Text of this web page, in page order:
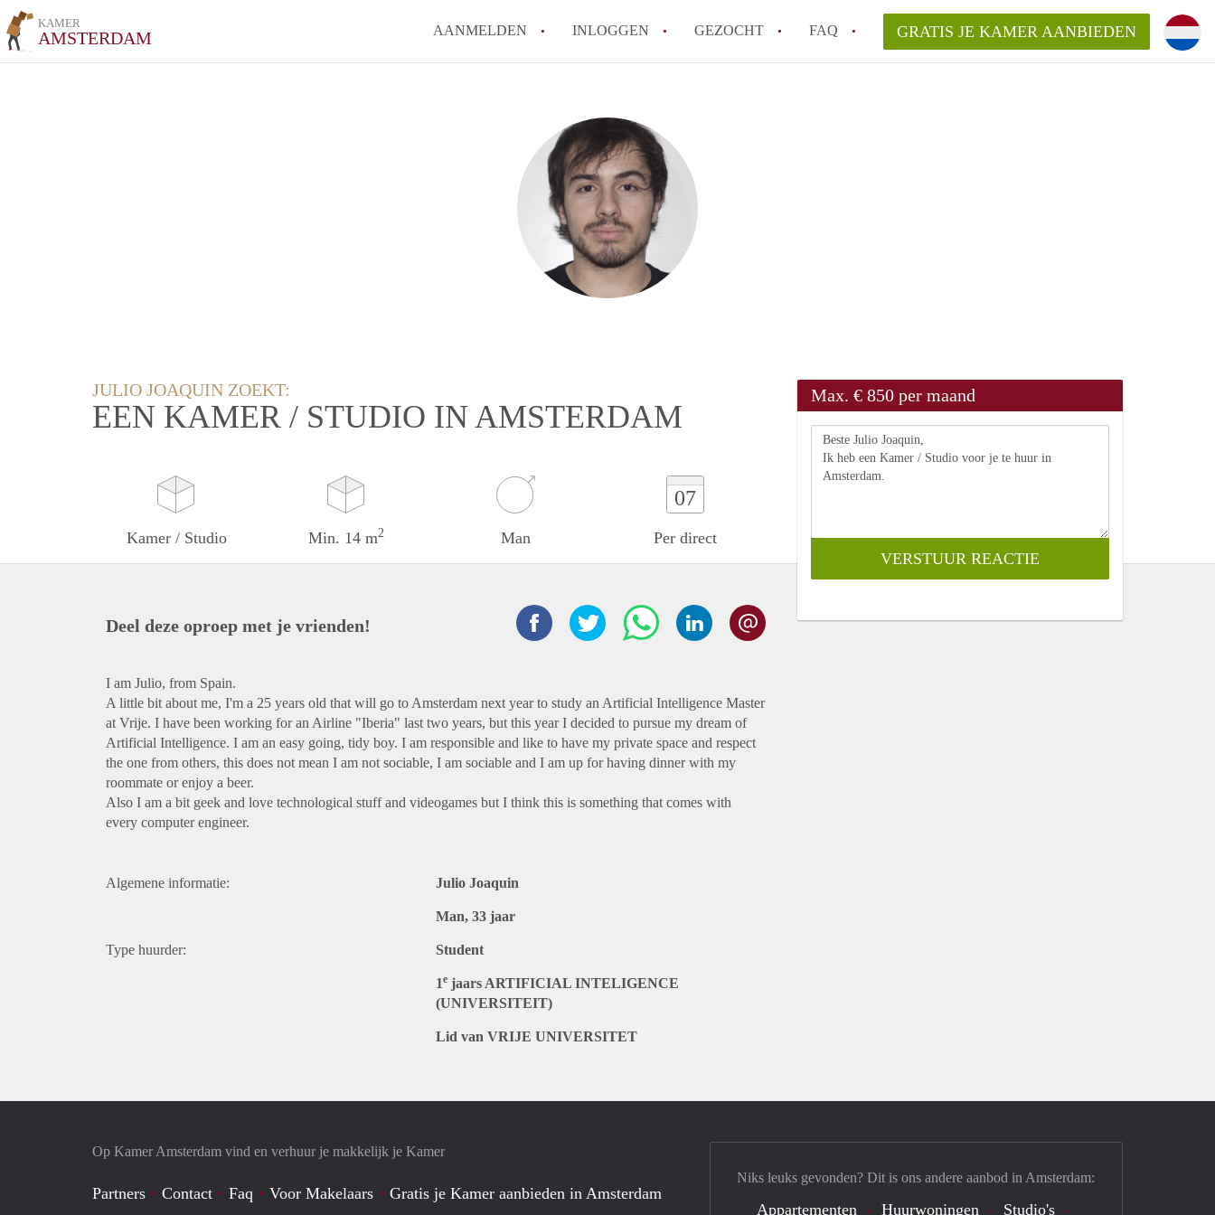
KAMER
AMSTERDAM AANMELDEN INLOGGEN GEZOCHT FAQ
Wat zijn de opzegtermijnen bij een kamer in Amsterdam?
Wat zijn de populairste zoektermen voor een kamer in Amsterdam en wat
betekent dit voor jou als zoeker?
Wat is een studentenkamer in Amsterdam?
Waarom geen bemiddelingskosten voor de huurder?
Alle veelgestelde vragen
GRATIS JE KAMER AANBIEDEN
JULIO JOAQUIN ZOEKT:
EEN KAMER / STUDIO IN AMSTERDAM
Kamer / Studio Min. 14 m2 Man
07
Per direct
Max. € 850 per maand
Deel deze oproep met je vrienden!
I am Julio, from Spain.
A little bit about me, I'm a 25 years old that will go to Amsterdam next year to study an Artificial Intelligence Master
at Vrije. I have been working for an Airline "Iberia" last two years, but this year I decided to pursue my dream of
Artificial Intelligence. I am an easy going, tidy boy. I am responsible and like to have my private space and respect
the one from others, this does not mean I am not sociable, I am sociable and I am up for having dinner with my
roommate or enjoy a beer.
Also I am a bit geek and love technological stuff and videogames but I think this is something that comes with
every computer engineer.
Algemene informatie: Julio Joaquin
Man, 33 jaar
Type huurder: Student
1e jaars ARTIFICIAL INTELIGENCE
(UNIVERSITEIT)
Lid van VRIJE UNIVERSITET
Op Kamer Amsterdam vind en verhuur je makkelijk je Kamer
Partners Contact Faq Voor Makelaars Gratis je Kamer aanbieden in Amsterdam
Niks leuks gevonden? Dit is ons andere aanbod in Amsterdam:
Appartementen Huurwoningen Studio's